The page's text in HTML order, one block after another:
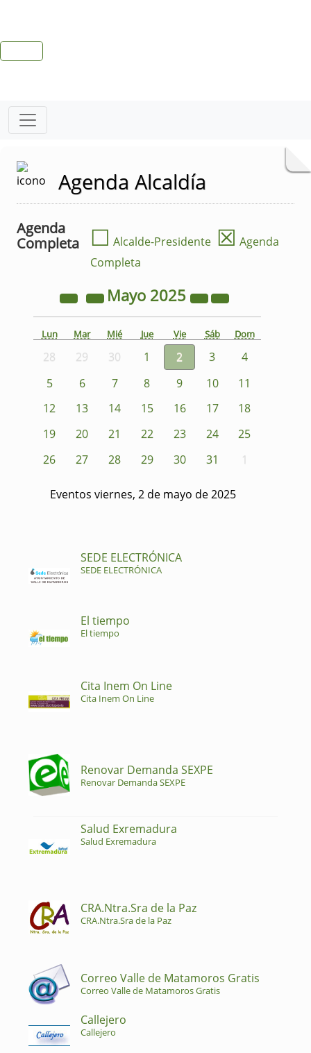
Agenda Alcaldía
Agenda
Completa
☐ Alcalde-Presidente ☒ Agenda
Completa
Mayo 2025
Lun Mar Mié Jue Vie Sáb Dom
28 29 30 1 2 3
4
5
6 7 8 9 10
11
12
13 14 15 16 17
18
19
20 21 22 23 24
25
26
27 28 29 30 31 1
Eventos viernes, 2 de mayo de 2025
SEDE ELECTRÓNICA
SEDE ELECTRÓNICA
El tiempo
El tiempo
Cita Inem On Line
Cita Inem On Line
Renovar Demanda SEXPE
Renovar Demanda SEXPE
Salud Exremadura
Salud Exremadura
CRA.Ntra.Sra de la Paz
CRA.Ntra.Sra de la Paz
Correo Valle de Matamoros Gratis
Correo Valle de Matamoros Gratis
Callejero
Callejero